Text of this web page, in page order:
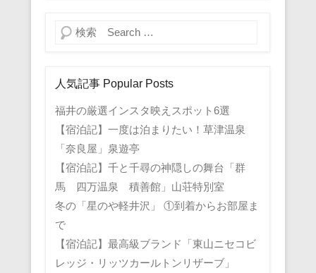
検索
人気記事 Popular Posts
福井の厳選インスタ映えスポット6選
【宿泊記】一度は泊まりたい！草津温泉
「奈良屋」泉遊亭
【宿泊記】千と千尋の神隠しの舞台「群
馬 四万温泉 積善館」山荘特別室
冬の「星のや軽井沢」 ①到着からお部屋ま
で
【宿泊記】最高級ブランド「東山ニセコビ
レッジ・リッツカールトンリザーブ」